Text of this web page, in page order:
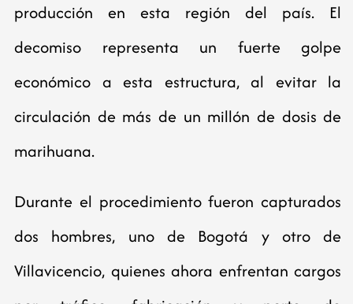
producción en esta región del país. El
decomiso representa un fuerte golpe
económico a esta estructura, al evitar la
circulación de más de un millón de dosis de
marihuana.
Durante el procedimiento fueron capturados
dos hombres, uno de Bogotá y otro de
Villavicencio, quienes ahora enfrentan cargos